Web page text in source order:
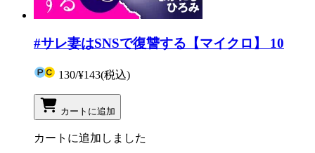
#サレ妻はSNSで復讐する【マイクロ】 10
130/¥143(税込)
カートに追加
カートに追加しました